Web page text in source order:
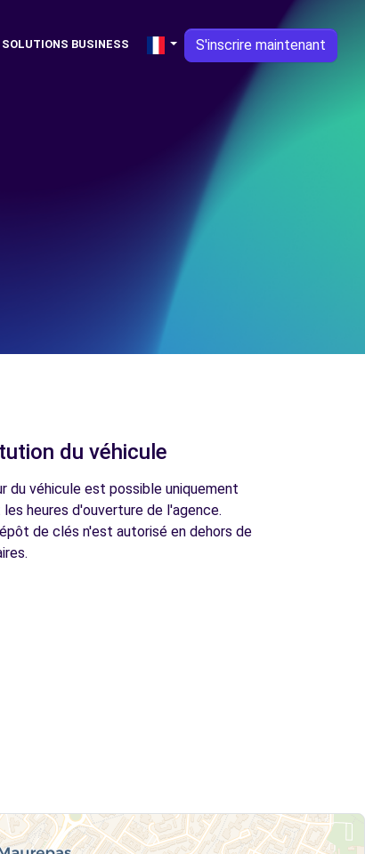
SOLUTIONS BUSINESS S'inscrire maintenant
du véhicule
du véhicule est possible uniquement
heures d'ouverture de l'agence.
de clés n'est autorisé en dehors de